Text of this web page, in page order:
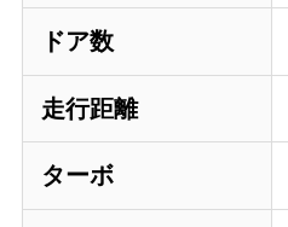
ドア数
走行距離
ターボ